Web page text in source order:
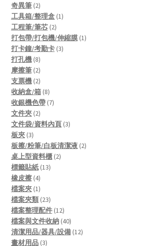
奇異筆 22
products
工具箱/整理盒 11
工程筆/筆芯 22
products
打包帶/打包機/伸縮膜 11
打卡鐘/考勤卡 33
打孔機 88
products
摩擦筆 22
products
支票機 22
products
收納盒/箱 88
products
收銀機色帶 77
文件夾 22
products
文件袋/資料內頁 33
板夾 33
products
板擦/粉筆/白板清潔液 22
桌上型資料櫃 22
標籤貼紙 1313
橡皮擦 44
products
檔案夾 11
product
檔案夾類 2323
products
檔案整理配件 1212
products
檔案與文件收納 4040
products
清潔用品/器具/設備 1212
畫材用品 33